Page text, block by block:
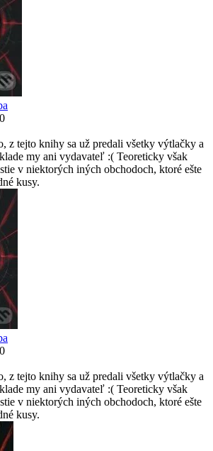
z tejto knihy sa už predali všetky výtlačky a
my ani vydavateľ :( Teoreticky však
v niektorých iných obchodoch, ktoré ešte
kusy.
z tejto knihy sa už predali všetky výtlačky a
my ani vydavateľ :( Teoreticky však
v niektorých iných obchodoch, ktoré ešte
kusy.